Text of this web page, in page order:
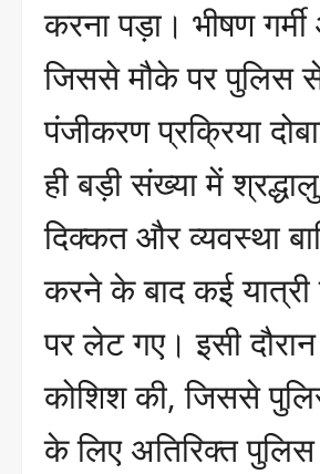
करना पड़ा। भीषण
जिससे मौके पर पुलिस
पंजीकरण प्रक्रिया
ही बड़ी संख्या में
दिक्कत और व्यवस्था
करने के बाद कई
पर लेट गए। इसी
कोशिश की, जिससे
के लिए अतिरिक्त